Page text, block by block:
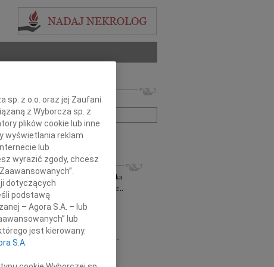
lub numer ogłoszenia:
+ szukanie zaawansowane
Kościelska06.08.2026
cała Polska
smutkiem żegnam Panią Profesor...
Rytel 31.07.2026
żalem w sercu żegnamy naszą...
Gomułka
27.07.2026
żalem przyjęliśmy wiadomość o...
Pilecki
Podkarpackiego Stowarzyszenia...
sp. z o.o. oraz jej Zaufani
z Wyborcza sp. z
plików cookie lub inne
wyświetlania reklam
lub
wyrazić zgody, chcesz
dotyczących
podstawą
– Agora S.A. – lub
lub
jest kierowany.
S.A.